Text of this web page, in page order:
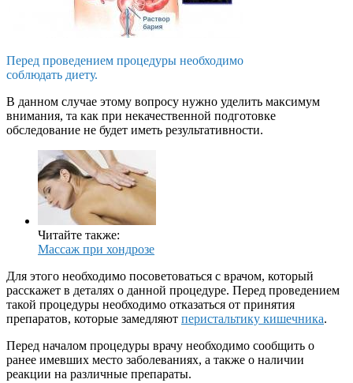
Перед проведением процедуры необходимо
соблюдать диету.
В данном случае этому вопросу нужно уделить максимум
внимания, та как при некачественной подготовке
обследование не будет иметь результативности.
Читайте также:
Массаж при хондрозе
Для этого необходимо посоветоваться с врачом, который
расскажет в деталях о данной процедуре. Перед проведением
такой процедуры необходимо отказаться от принятия
препаратов, которые замедляют перистальтику кишечника.
Перед началом процедуры врачу необходимо сообщить о
ранее имевших место заболеваниях, а также о наличии
реакции на различные препараты.